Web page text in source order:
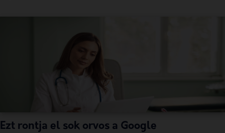
Ezt rontja el sok orvos a Google